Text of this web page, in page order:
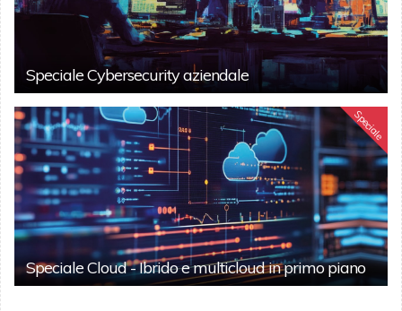
Speciale Cybersecurity aziendale
Speciale
Speciale Cloud - Ibrido e multicloud in primo piano